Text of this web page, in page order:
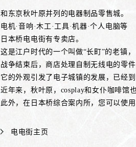
和东京秋叶原并列的电器制品零售城。
电机·音响·木工·工具·机器·个人电脑等
日本桥电电街有专卖店。
这是江户时代的一个叫做“长町”的老镇，
战争结束后，商店处理自制无线电的零
它的外观引发了电子城镇的发展，已经到
近年来，秋叶原，cosplay和女仆咖啡馆
此外，在日本桥综合案内所，您可以使
电电街主页